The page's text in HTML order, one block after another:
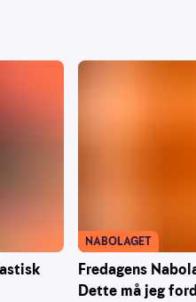
Fredagens
Dette må jeg
NABOLAGET